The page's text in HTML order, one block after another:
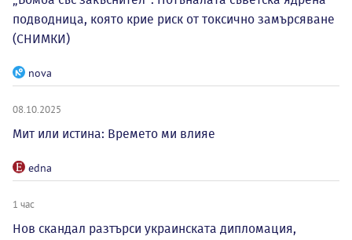
подводница, която крие риск от токсично замърсяване
(СНИМКИ)
nova
08.10.2025
Мит или истина: Времето ми влияе
edna
1 час
Нов скандал разтърси украинската дипломация,